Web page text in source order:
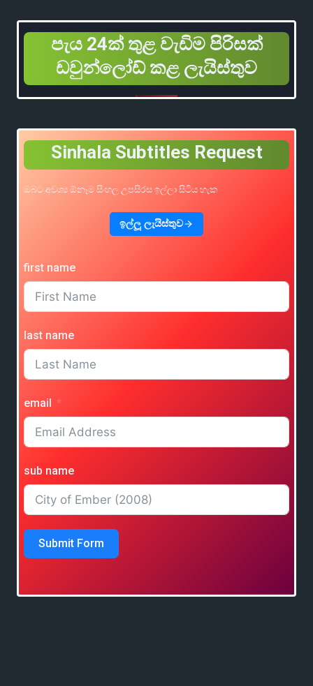
පැය 24ක් තුළ වැඩිම පිරිසක්
ඩවුන්ලෝඩ් කළ ලැයිස්තුව
Sinhala Subtitles Request
ඔබට අවශ්‍ය ඕනෑම සිංහල උපසිරස ඉල්ලා සිටිය හැක
ඉල්ලූ ලැයිස්තුව
first name
last name
email
sub name
Submit Form